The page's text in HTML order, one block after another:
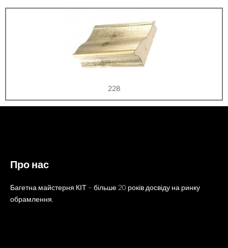
228
Про нас
Багетна майстерня КІТ – більше 20 років досвіду на ринку
обрамлення.